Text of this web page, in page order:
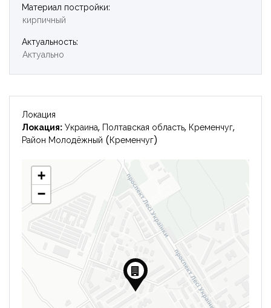
Материал постройки:
кирпичный
Актуальность:
Актуально
Локация
Локация: Украина, Полтавская область, Кременчуг,
Район Молодёжный (Кременчуг)
+
−